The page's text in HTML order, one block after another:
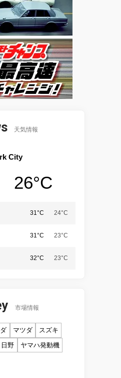
天気情報
City
26°C
31°C 24°C
31°C 23°C
32°C 23°C
市場情報
マツダ
スズキ
日野 ヤマハ発動機